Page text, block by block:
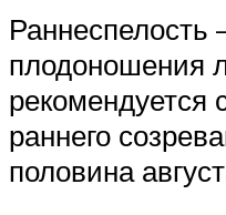
Раннеспелость
плодоношения
рекомендуется
раннего
половина